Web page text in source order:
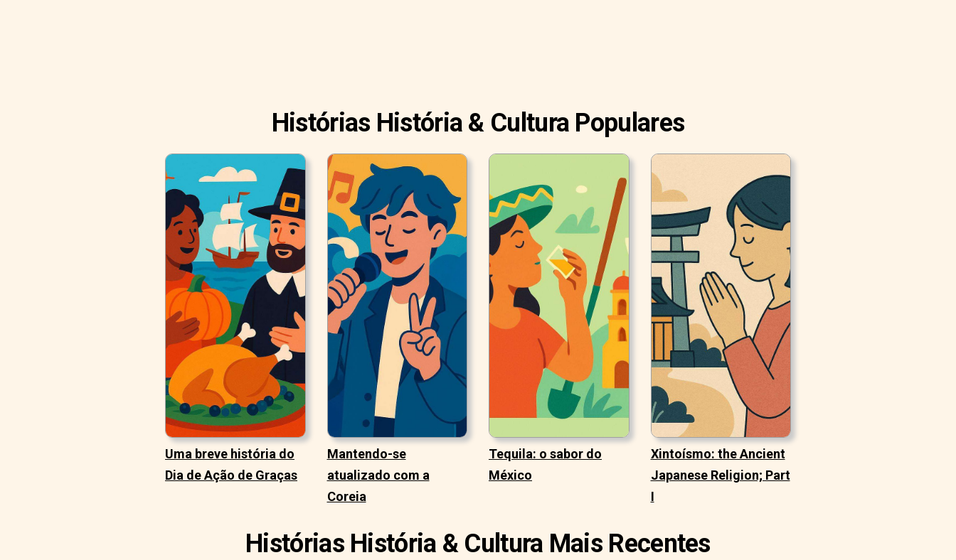
Histórias História & Cultura Populares
Uma breve história do
Dia de Ação de Graças
Mantendo-se
atualizado com a
Coreia
Tequila: o sabor do
México
Xintoísmo: the Ancient
Japanese Religion; Part
I
Histórias História & Cultura Mais Recentes